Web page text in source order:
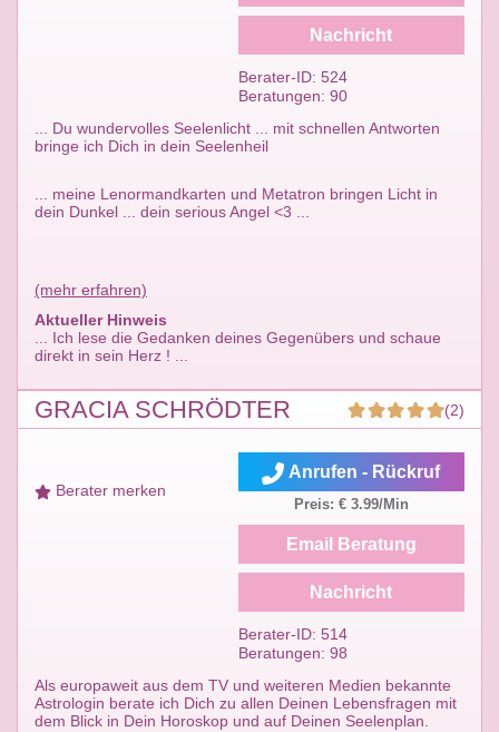
... Du wundervolles Seelenlicht ... mit schnellen Antworten
bringe ich Dich in dein Seelenheil
... meine Lenormandkarten und Metatron bringen Licht in
dein Dunkel ... dein serious Angel <3 ...
(mehr erfahren)
Aktueller Hinweis
... Ich lese die Gedanken deines Gegenübers und schaue
direkt in sein Herz ! ...
Nachricht
Berater-ID: 524
Beratungen: 90
GRACIA SCHRÖDTER (2)
Berater merken
Als europaweit aus dem TV und weiteren Medien bekannte
Astrologin berate ich Dich zu allen Deinen Lebensfragen mit
dem Blick in Dein Horoskop und auf Deinen Seelenplan.
Anrufen - Rückruf
Preis: € 3.99/Min
Email Beratung
Nachricht
Berater-ID: 514
Beratungen: 98